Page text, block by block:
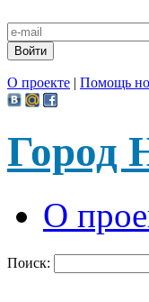
О проекте | Помощь
Город
О
Поиск: